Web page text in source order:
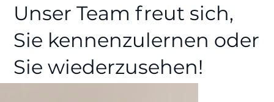
Unser Team freut sich,
Sie kennenzulernen oder
Sie wiederzusehen!